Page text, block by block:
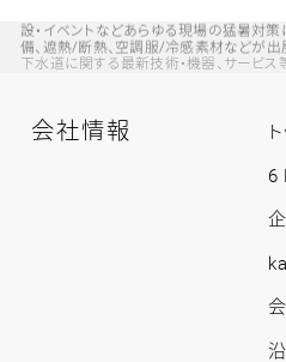
下水道に関する最新技術・機器、サービ
内最大の展示会
備、遮熱/断熱、空調服/冷感素材などが出
会社情報 会
情
報
ッ
6